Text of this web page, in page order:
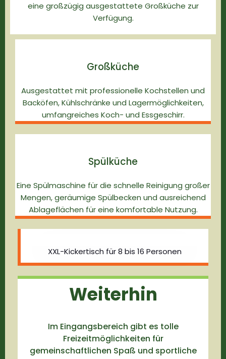
eine großzügig ausgestattete Großküche zur
Verfügung.
Großküche
Ausgestattet mit professionelle Kochstellen und
Backöfen, Kühlschränke und Lagermöglichkeiten,
umfangreiches Koch- und Essgeschirr.
Spülküche
Eine Spülmaschine für die schnelle Reinigung großer
Mengen, geräumige Spülbecken und ausreichend
Ablageflächen für eine komfortable Nutzung.
XXL-Kickertisch für 8 bis 16 Personen
Weiterhin
Im Eingangsbereich gibt es tolle
Freizeitmöglichkeiten für
gemeinschaftlichen Spaß und sportliche